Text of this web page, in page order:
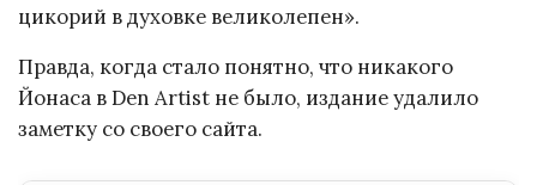
цикорий в духовке великолепен».
Правда, когда стало понятно, что никакого
Йонаса в Den Artist не было, издание удалило
заметку со своего сайта.